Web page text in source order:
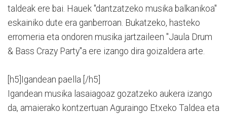
taldeak ere bai. Hauek "dantzatzeko musika balkanikoa"
eskainiko dute era ganberroan. Bukatzeko, hasteko
erromeria eta ondoren musika jartzaileen "Jaula Drum
& Bass Crazy Party"a ere izango dira goizaldera arte.
[h5]Igandean paella [/h5]
Igandean musika lasaiagoaz gozatzeko aukera izango
da, amaierako kontzertuan Aguraingo Etxeko Taldea eta